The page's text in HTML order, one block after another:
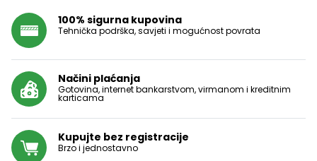
100% sigurna kupovina
Tehnička podrška, savjeti i mogućnost povrata
Načini plaćanja
Gotovina, internet bankarstvom, virmanom i kreditnim
karticama
Kupujte bez registracije
Brzo i jednostavno